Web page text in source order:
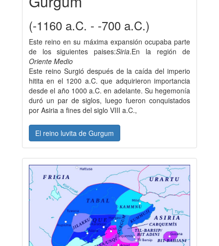
(-1160 a.C. - -700 a.C.)
Este reino en su máxima expansión ocupaba parte
de los siguientes paises:Siria.En la región de
Oriente Medio
Este reino Surgió después de la caída del imperio
hitita en el 1200 a.C. que adquirieron importancia
desde el año 1000 a.C. en adelante. Su hegemonía
duró un par de siglos, luego fueron conquistados
por Asiria a fines del siglo VIII a.C.,
El reino luvita de Gurgum